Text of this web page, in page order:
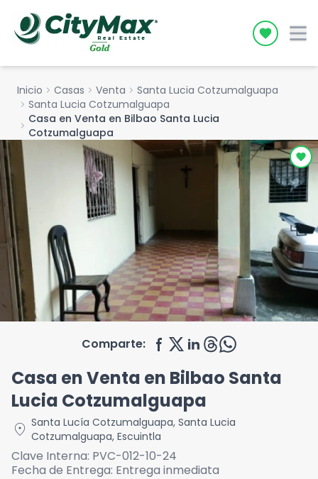
Icon
Inicio chevron_right Casas chevron_right Venta chevron_right Santa Lucia Cotzumalguapa
chevron_right Santa Lucia Cotzumalguapa
chevron_right Casa en Venta en Bilbao Santa Lucia
Cotzumalguapa
Comparte:
Casa en Venta en Bilbao Santa
Lucia Cotzumalguapa
location_on Santa Lucía Cotzumalguapa, Santa Lucia
Cotzumalguapa, Escuintla
Clave Interna: PVC-012-10-24
Fecha de Entrega: Entrega inmediata